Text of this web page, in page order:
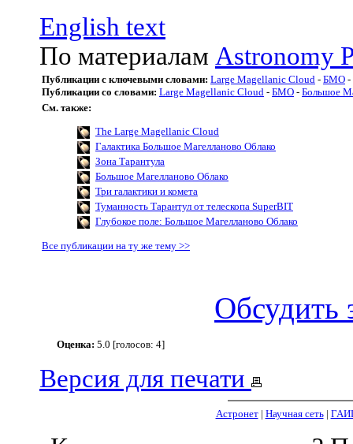
English text
По материалам Astronomy
Публикации с ключевыми словами: Large Magellanic Cloud - БМО -
Публикации со словами: Large Magellanic Cloud - БМО - Большое
См. также:
The Large Magellanic Cloud
Галактика Большое Магелланово Облако
Зона Тарантула
Большое Магелланово Облако
Три галактики и комета
Туманность Тарантул от телескопа SuperBIT
Глубокое поле: Большое Магелланово Облако
Все публикации на ту же тему >>
Обсудить
Оценка: 5.0 [голосов: 4]
Версия для печати
Астронет| Научная сеть|